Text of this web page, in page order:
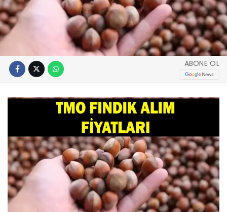
ABONE OL